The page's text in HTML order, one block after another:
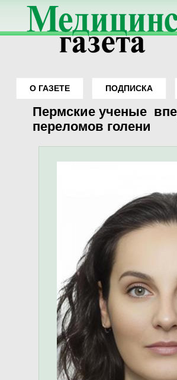
О ГАЗЕТЕ ПОДПИСКА
Вы здесь
Пермские ученые
переломов голени